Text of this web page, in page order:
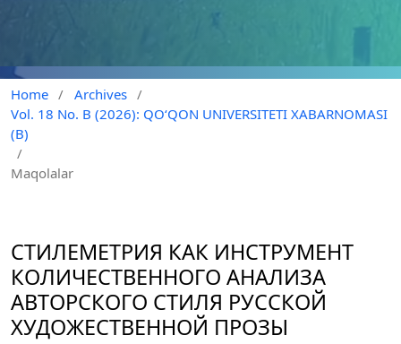
Home / Archives /
Vol. 18 No. B (2026): QO‘QON UNIVERSITETI XABARNOMASI
(B)
/
Maqolalar
СТИЛЕМЕТРИЯ КАК ИНСТРУМЕНТ
КОЛИЧЕСТВЕННОГО АНАЛИЗА
АВТОРСКОГО СТИЛЯ РУССКОЙ
ХУДОЖЕСТВЕННОЙ ПРОЗЫ